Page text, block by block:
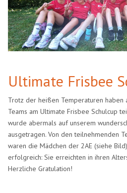
Ultimate Frisbee
Trotz der heißen Temperaturen haben
Teams am Ultimate Frisbee Schulcup
wurde abermals auf unserem
ausgetragen. Von den teilnehmenden
waren die Mädchen der 2AE (siehe
erfolgreich: Sie erreichten in ihren
Herzliche Gratulation!